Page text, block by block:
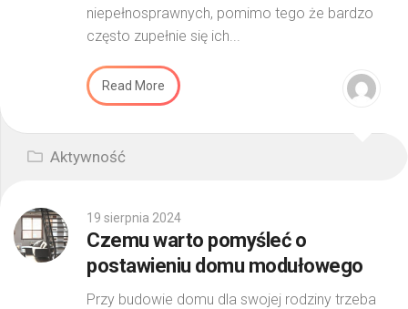
niepełnosprawnych, pomimo tego że bardzo
często zupełnie się ich...
Read More
Aktywność
19 sierpnia 2024
Czemu warto pomyśleć o
postawieniu domu modułowego
Przy budowie domu dla swojej rodziny trzeba